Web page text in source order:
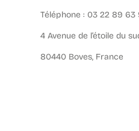
Téléphone : 03 22 89 63
4 Avenue de l’étoile du
80440 Boves, France